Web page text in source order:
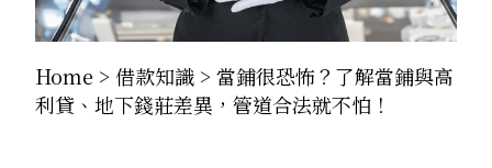
Home >借款知識 >當鋪很恐怖？了解當鋪與高
利貸、地下錢莊差異，管道合法就不怕！